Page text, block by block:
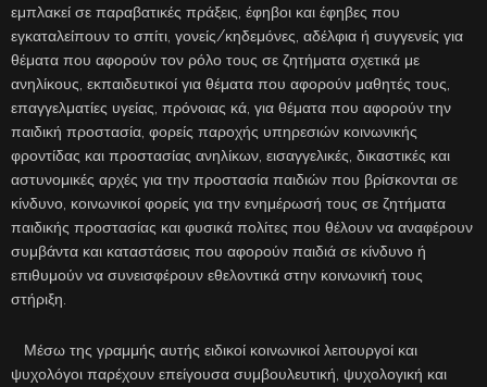
εμπλακεί σε παραβατικές πράξεις, έφηβοι και έφηβες που
εγκαταλείπουν το σπίτι, γονείς/κηδεμόνες, αδέλφια ή συγγενείς για
θέματα που αφορούν τον ρόλο τους σε ζητήματα σχετικά με
ανηλίκους, εκπαιδευτικοί για θέματα που αφορούν μαθητές τους,
επαγγελματίες υγείας, πρόνοιας κά, για θέματα που αφορούν την
παιδική προστασία, φορείς παροχής υπηρεσιών κοινωνικής
φροντίδας και προστασίας ανηλίκων, εισαγγελικές, δικαστικές και
αστυνομικές αρχές για την προστασία παιδιών που βρίσκονται σε
κίνδυνο, κοινωνικοί φορείς για την ενημέρωσή τους σε ζητήματα
παιδικής προστασίας και φυσικά πολίτες που θέλουν να αναφέρουν
συμβάντα και καταστάσεις που αφορούν παιδιά σε κίνδυνο ή
επιθυμούν να συνεισφέρουν εθελοντικά στην κοινωνική τους
στήριξη.
Μέσω της γραμμής αυτής ειδικοί κοινωνικοί λειτουργοί και
ψυχολόγοι παρέχουν επείγουσα συμβουλευτική, ψυχολογική και